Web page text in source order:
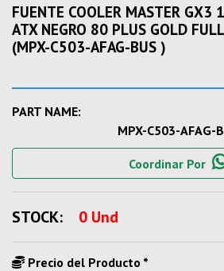
FUENTE COOLER MASTER GX3
ATX NEGRO 80 PLUS GOLD
(MPX-C503-AFAG-BUS )
PART NAME:
MPX-C503-AFAG-
Coordinar Por
STOCK: 0 Und
Precio del Producto *